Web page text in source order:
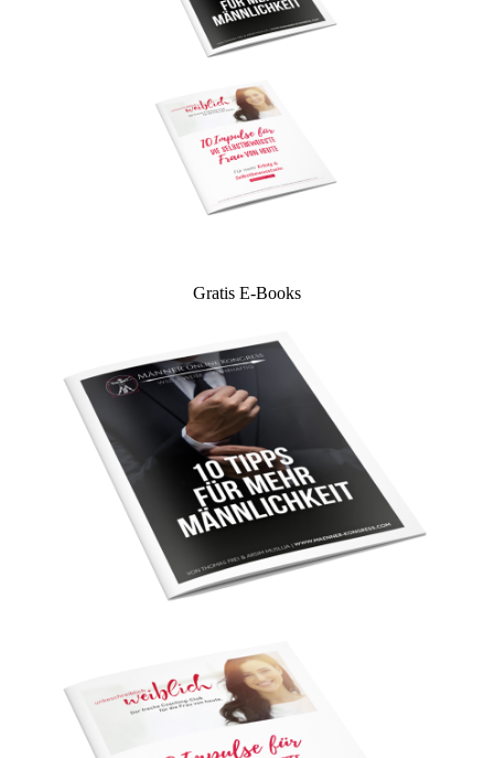
Gratis E-Books